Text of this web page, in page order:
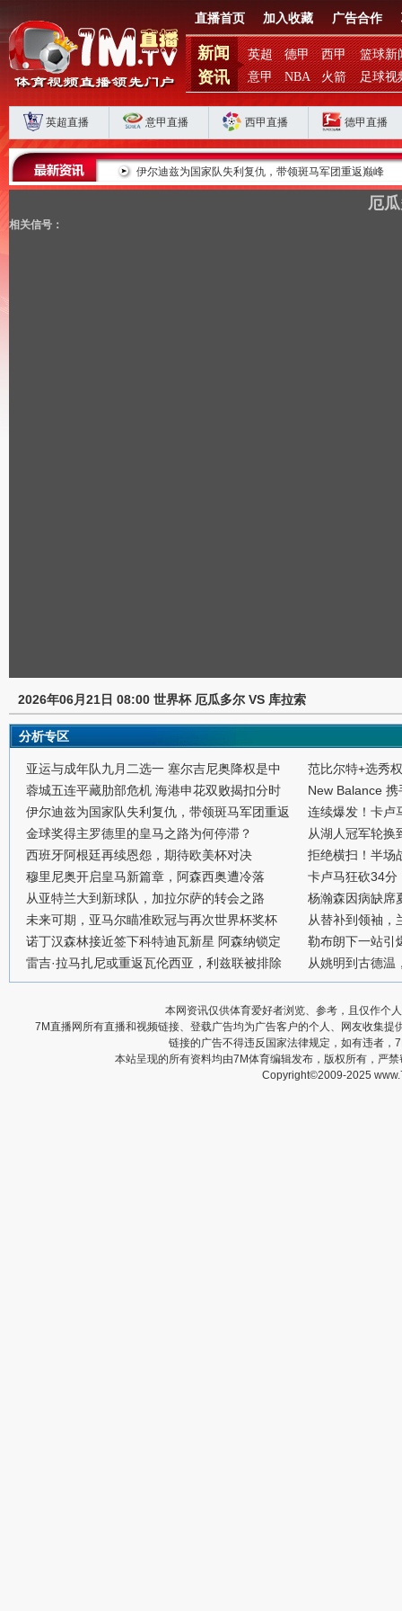
直播首页 加入收藏 广告合作
新闻
资讯
英超 德甲 西甲
篮球新
意甲
NBA 火箭 足球视
英超直播 意甲直播 西甲直播 德甲直播
扣分时代生存 伊尔迪兹为国家队失利复仇，带领斑马军团重返巅峰
厄
相关信号：
2026年06月21日 08:00 世界杯 厄瓜多尔 VS 库拉索
分析专区
亚运与成年队九月二选一 塞尔吉尼奥降权是中
蓉城五连平藏肋部危机 海港申花双败揭扣分时
伊尔迪兹为国家队失利复仇，带领斑马军团重返
金球奖得主罗德里的皇马之路为何停滞？
西班牙阿根廷再续恩怨，期待欧美杯对决
穆里尼奥开启皇马新篇章，阿森西奥遭冷落
从亚特兰大到新球队，加拉尔萨的转会之路
未来可期，亚马尔瞄准欧冠与再次世界杯奖杯
诺丁汉森林接近签下科特迪瓦新星 阿森纳锁定
雷吉·拉马扎尼或重返瓦伦西亚，利兹联被排除
范比尔特+选秀
New Balance
连续爆发！卡卢
从湖人冠军轮换
拒绝横扫！半场
卡卢马狂砍34分
杨瀚森因病缺席
从替补到领袖，
勒布朗下一站引
从姚明到古德温
本网资讯仅供体育爱好者浏览、参考，且仅作个
7M直播网所有直播和视频链接、登载广告均为广告客户的个人、网友收集
链接的广告不得违反国家法律规定，如有违者
本站呈现的所有资料均由7M体育编辑发布，版权所有，严
Copyright©2009-2025